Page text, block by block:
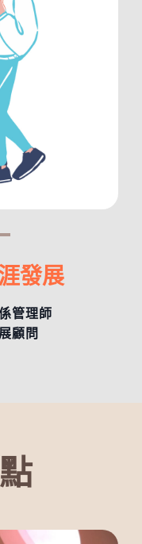
發展
管理師
顧問